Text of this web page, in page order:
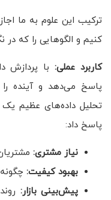
ترکیب این علوم به ما
کنیم و الگوهایی را که
کاربرد عملی: با پردازش
پاسخ می‌دهد و آینده
تحلیل داده‌های عظیم
پاسخ داد:
نیاز مشتری:
بهبود کیفیت:
پیش‌بینی بازار: